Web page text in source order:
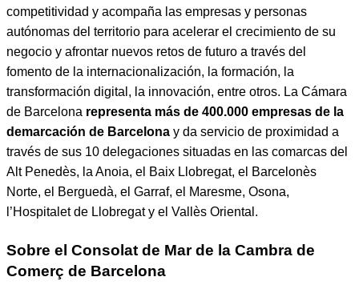
competitividad y acompaña las empresas y personas
autónomas del territorio para acelerar el crecimiento de su
negocio y afrontar nuevos retos de futuro a través del
fomento de la internacionalización, la formación, la
transformación digital, la innovación, entre otros. La Cámara
de Barcelona representa más de 400.000 empresas de la
demarcación de Barcelona y da servicio de proximidad a
través de sus 10 delegaciones situadas en las comarcas del
Alt Penedès, la Anoia, el Baix Llobregat, el Barcelonès
Norte, el Berguedà, el Garraf, el Maresme, Osona,
l’Hospitalet de Llobregat y el Vallès Oriental.
Sobre el Consolat de Mar de la Cambra de
Comerç de Barcelona